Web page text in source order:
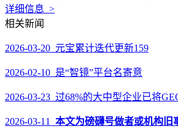
详细信息 >
相关新闻
2026-03-20 元宝累计迭代更新159
2026-02-10 是“智镜”平台名寄意
2026-03-23 过68%的大中型企业已将
2026-03-11 本文为磅礴号做者或机构旧